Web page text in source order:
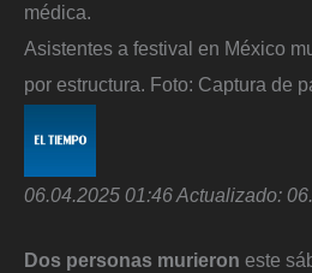
médica.
Asistentes a festival en México
por estructura. Foto: Captura de
06.04.2025 01:46Actualizado:
Dos personas murieron este